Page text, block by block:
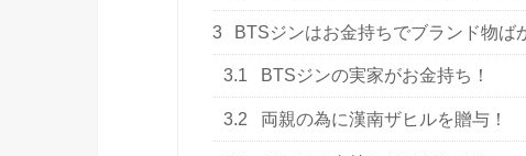
3 BTSジンはお金持ちでブランド物ば
3.1 BTSジンの実家がお金持ち！
3.2 両親の為に漢南ザヒルを贈与！